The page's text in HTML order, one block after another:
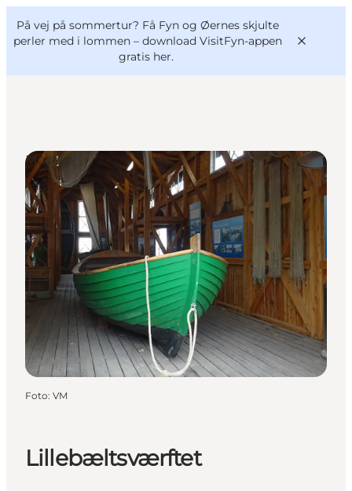
På vej på sommertur? Få Fyn og Øernes skjulte
perler med i lommen – download VisitFyn-appen
gratis her.
Oplevelser
Outdoor
Mad og drikke
Overnatning
Book lokale oplevelser
VisitFyn
Deutsch
Lillebæltsværftet
Museer
Foto: VM